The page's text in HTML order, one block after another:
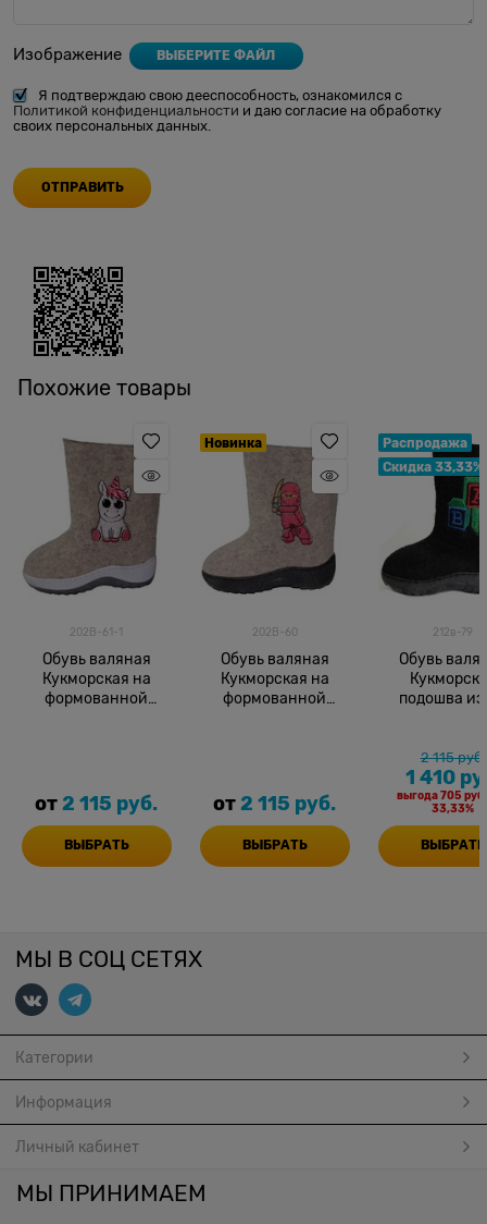
Изображение ВЫБЕРИТЕ ФАЙЛ
Я подтверждаю свою дееспособность, ознакомился с
Политикой конфиденциальности и даю согласие на обработку
своих персональных данных.
Похожие товары
202В-61-1
Обувь валяная
Кукморская на
формованной
от2 115 руб.
ВЫБРАТЬ
Новинка
202В-60
Обувь валяная
Кукморская на
формованной
от2 115 руб.
ВЫБРАТЬ
Распродажа
Скидка 33,33%
212в-79
Обувь
подошва
2 115 руб.
1 410
выгода705 руб.
33,33%
ВЫБРАТЬ
МЫ В СОЦ СЕТЯХ
Категории
Информация
Личный кабинет
МЫ ПРИНИМАЕМ